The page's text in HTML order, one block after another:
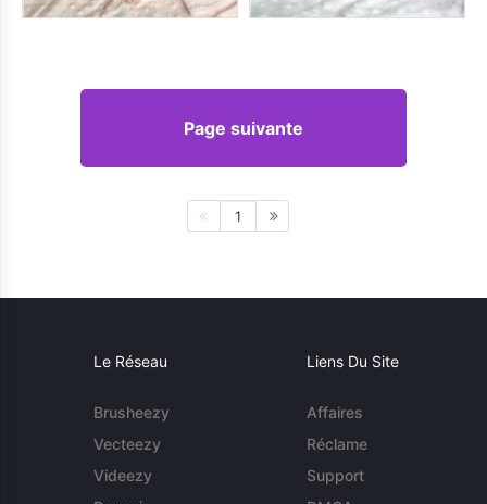
Page suivante
1
Le Réseau
Brusheezy
Vecteezy
Videezy
Liens Du Site
Affaires
Réclame
Support